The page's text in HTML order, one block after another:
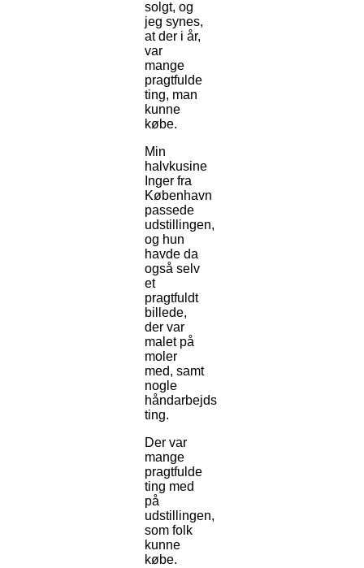
solgt, og
jeg synes,
at der i år,
var
mange
pragtfulde
ting, man
kunne
købe.
Min
halvkusine
Inger fra
København
passede
udstillingen,
og hun
havde da
også selv
et
pragtfuldt
billede,
der var
malet på
moler
med, samt
nogle
håndarbejds
ting.
Der var
mange
pragtfulde
ting med
på
udstillingen,
som folk
kunne
købe.